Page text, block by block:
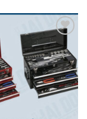
Add to
Wishlist